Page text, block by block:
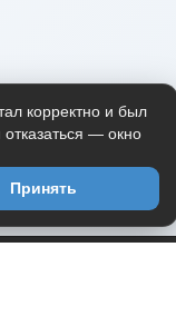
корректно и был
— окно
Принять